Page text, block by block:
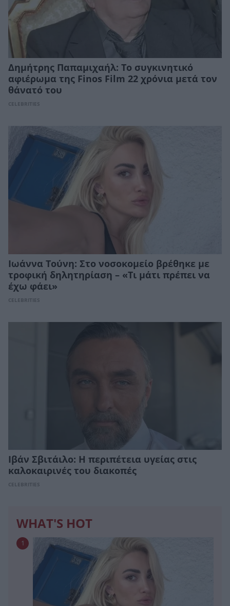
Δημήτρης Παπαμιχαήλ: Το συγκινητικό
αφιέρωμα της Finos Film 22 χρόνια μετά τον
θάνατό του
CELEBRITIES
Ιωάννα Τούνη: Στο νοσοκομείο βρέθηκε με
τροφική δηλητηρίαση – «Τι μάτι πρέπει να
έχω φάει»
CELEBRITIES
Ιβάν Σβιτάιλο: Η περιπέτεια υγείας στις
καλοκαιρινές του διακοπές
CELEBRITIES
WHAT'S HOT
1